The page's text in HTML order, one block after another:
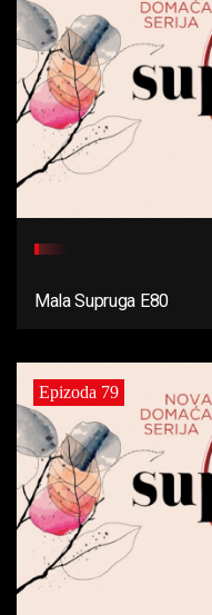
Mala Supruga E80
Epizoda 79